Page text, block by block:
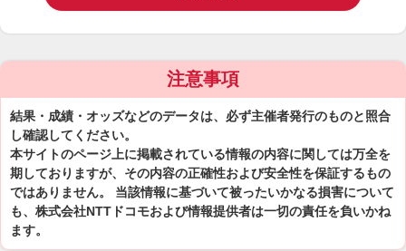
注意事項
結果・成績・オッズなどのデータは、必ず主催者発行のものと照合
し確認してください。
本サイトのページ上に掲載されている情報の内容に関しては万全を
期しておりますが、その内容の正確性および安全性を保証するもの
ではありません。 当該情報に基づいて被ったいかなる損害について
も、株式会社NTTドコモおよび情報提供者は一切の責任を負いかね
ます。